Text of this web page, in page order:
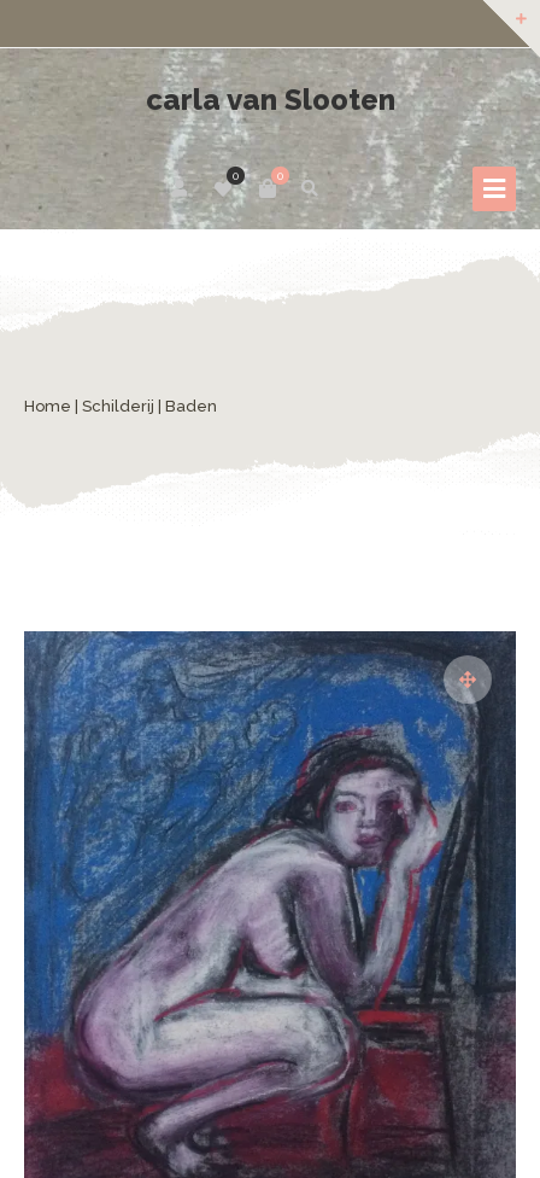
carla van Slooten
0
0
Home Schilderij | Baden